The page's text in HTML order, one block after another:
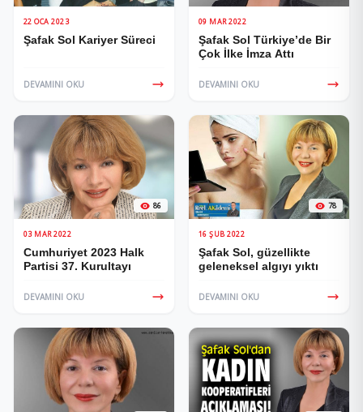
22 OCA 2023
Şafak Sol Kariyer Süreci
DEVAMINI OKU
09 MAR 2022
Şafak Sol Türkiye’de Bir
Çok İlke İmza Attı
DEVAMINI OKU
86
03 MAR 2022
Cumhuriyet 2023 Halk
Partisi 37. Kurultayı
DEVAMINI OKU
78
16 ŞUB 2022
Şafak Sol, güzellikte
geleneksel algıyı yıktı
DEVAMINI OKU